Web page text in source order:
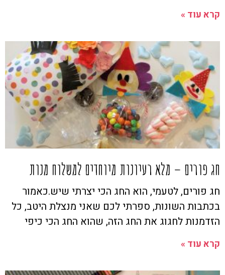
קרא עוד »
חג פורים – מלא רעיונות מיוחדים למשלוח מנות
חג פורים, לטעמי, הוא החג הכי יצרתי שיש.כאמור
בכתבות השונות, ספרתי לכם שאני מנצלת היטב, כל
הזדמנות לחגוג את החג הזה, שהוא החג הכי כיפי
קרא עוד »